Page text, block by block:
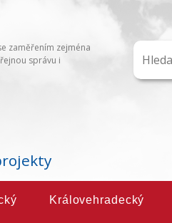
zaměřením zejména
správu i
Královehradecký